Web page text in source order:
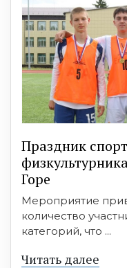
Праздник
Горе
Мероприятие
количество
категорий, что ...
Читать далее